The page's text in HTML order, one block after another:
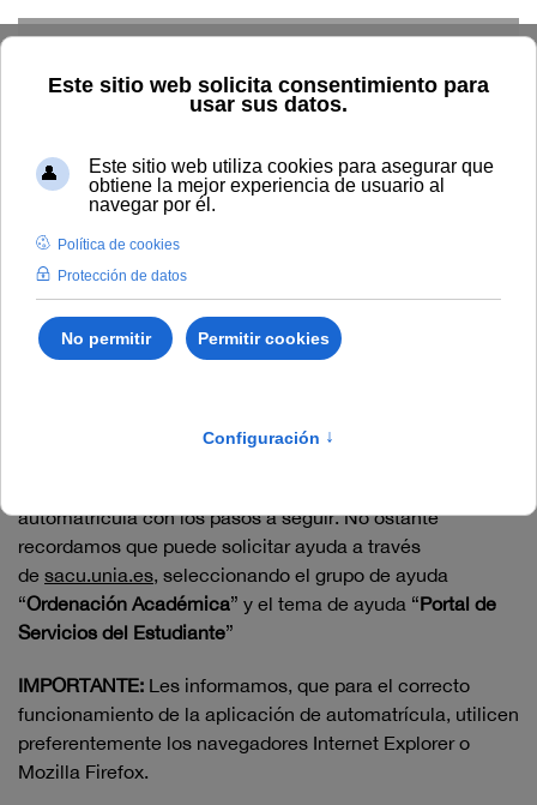
Inicio automatricula
Automatrícula
de un portal de servicios para que las personas puedan,
automatrícula con los pasos a seguir. No ostante
recordamos que puede solicitar ayuda a través
de sacu.unia.es, seleccionando el grupo de ayuda
“Ordenación Académica” y el tema de ayuda “Portal de
Servicios del Estudiante”
IMPORTANTE: Les informamos, que para el correcto
funcionamiento de la aplicación de automatrícula, utilicen
preferentemente los navegadores Internet Explorer o
Mozilla Firefox.